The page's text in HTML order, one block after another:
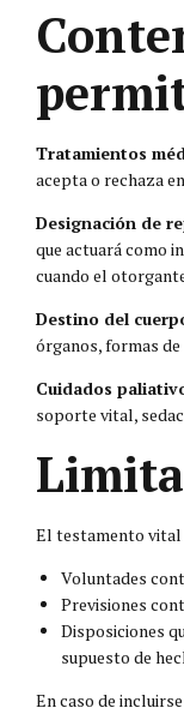
Tratamientos
acepta o rechaza
Designación de
que actuará como
cuando el
Destino del
órganos, formas
Cuidados
soporte vital,
El testamento vital
Voluntades
Previsiones
Disposiciones
supuesto de
En caso de